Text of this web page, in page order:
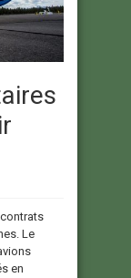
contrats
Le
en